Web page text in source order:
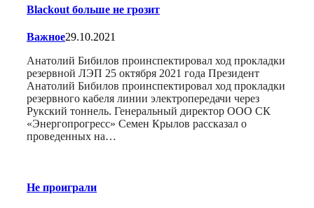
Blackout больше не грозит
Важное29.10.2021
Анатолий Бибилов проинспектировал ход прокладки
резервной ЛЭП 25 октября 2021 года Президент
Анатолий Бибилов проинспектировал ход прокладки
резервного кабеля линии электропередачи через
Рукский тоннель. Генеральный директор ООО СК
«Энергопрогресс» Семен Крылов рассказал о
проведенных на…
Не проиграли